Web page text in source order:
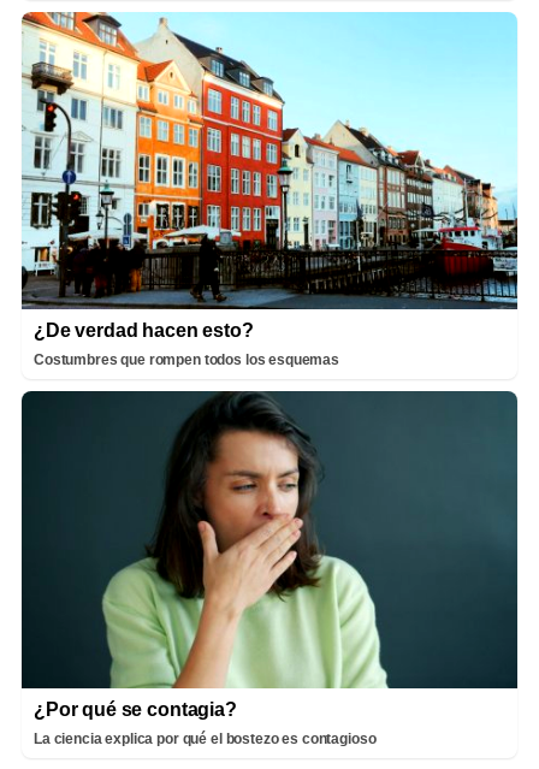
¿De verdad hacen esto?
Costumbres que rompen todos los esquemas
¿Por qué se contagia?
La ciencia explica por qué el bostezo es contagioso